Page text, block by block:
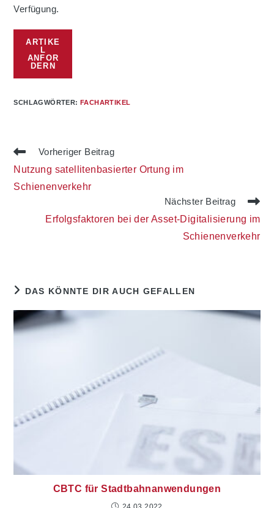
Verfügung.
ARTIKE
L
ANFOR
DERN
SCHLAGWÖRTER:FACHARTIKEL
Weitere
ansehen
Vorheriger Beitrag
Nutzung satellitenbasierter Ortung im
Schienenverkehr
Nächster Beitrag
Erfolgsfaktoren bei der Asset-Digitalisierung im
Schienenverkehr
DAS KÖNNTE DIR AUCH GEFALLEN
CBTC für Stadtbahnanwendungen